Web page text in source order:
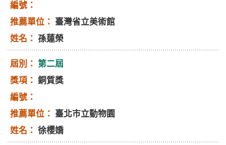
臺灣省立美術館
孫蓮榮
第二屆
銅質獎
臺北巿立動物園
徐櫻嬌